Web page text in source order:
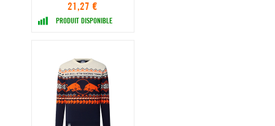
21,27 €
PRODUIT DISPONIBLE